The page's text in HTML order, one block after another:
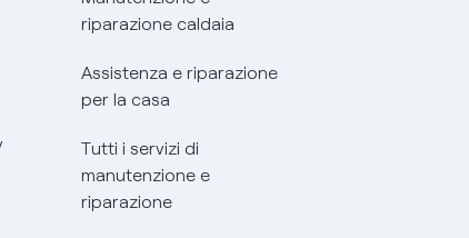
riparazione caldaia
Assistenza e riparazione
per la casa
Tutti i servizi di
manutenzione e
riparazione